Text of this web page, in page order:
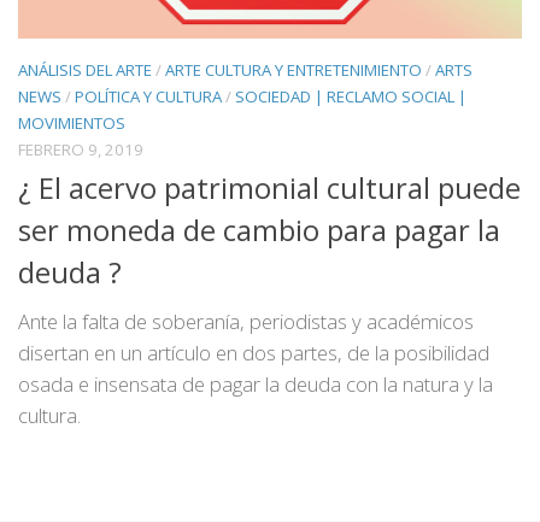
ANÁLISIS DEL ARTE /ARTE CULTURA Y ENTRETENIMIENTO /ARTS
NEWS /POLÍTICA Y CULTURA/ SOCIEDAD | RECLAMO SOCIAL |
MOVIMIENTOS
FEBRERO 9, 2019
¿ El acervo patrimonial cultural puede
ser moneda de cambio para pagar la
deuda ?
Ante la falta de soberanía, periodistas y académicos
disertan en un artículo en dos partes, de la posibilidad
osada e insensata de pagar la deuda con la natura y la
cultura.